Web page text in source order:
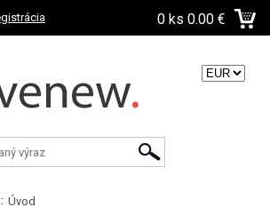
0 ks 0.00 €
Úvod